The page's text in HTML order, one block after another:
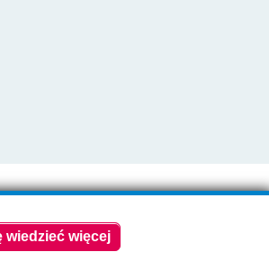
Urząd Miejski w Opolu Lubelskim
Created by
wiedzieć więcej